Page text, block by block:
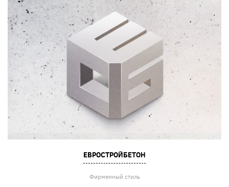
ЕВРОСТРОЙБЕТОН
Фирменный стиль